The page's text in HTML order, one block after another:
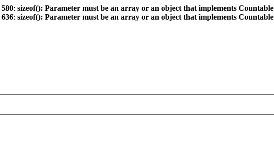
580: sizeof(): Parameter must be an array or an object that implements Countable
636: sizeof(): Parameter must be an array or an object that implements Countable